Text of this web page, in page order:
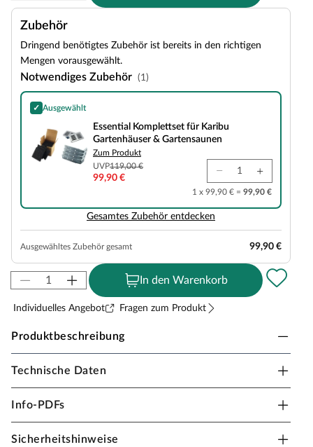
Zubehör
Dringend benötigtes Zubehör ist bereits in den richtigen
Mengen vorausgewählt.
Notwendiges Zubehör (1)
✓ Ausgewählt
Essential Komplettset für Karibu Gartenhäuser & Gartensaunen
Essential Komplettset für Karibu
Gartenhäuser & Gartensaunen
Zum Produkt
UVP119,00 €
99,90 €
1 x 99,90 € = 99,90 €
Gesamtes Zubehör entdecken
Ausgewähltes Zubehör gesamt 99,90 €
In den Warenkorb
Individuelles Angebot Fragen zum Produkt
Produktbeschreibung
KARIBU Saunahaus Angkor 2 SET
Hochwertige Materialien und attraktives Design sorgen
Technische Daten
Info-PDFs
Sicherheitshinweise